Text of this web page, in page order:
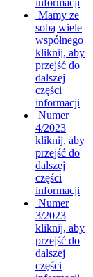
Mamy ze
sobą wiele
współnego
kliknij, aby
przejść do
dalszej
części
informacji
Numer
4/2023
kliknij, aby
przejść do
dalszej
części
informacji
Numer
3/2023
kliknij, aby
przejść do
dalszej
części